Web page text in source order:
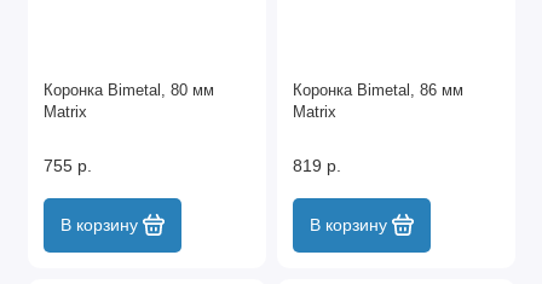
Коронка Bimetal, 80 мм
Matrix
755 р.
В корзину
Коронка Bimetal, 86 мм
Matrix
819 р.
В корзину